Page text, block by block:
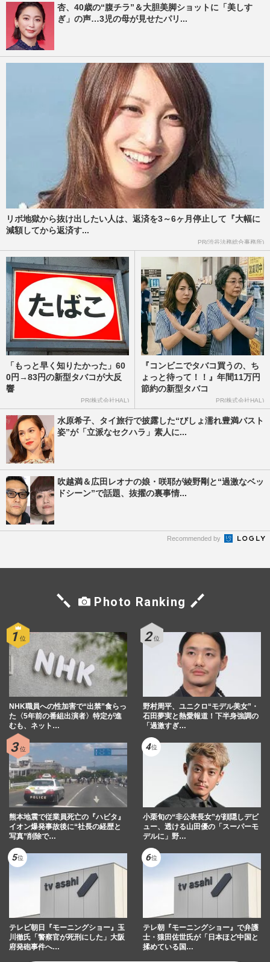
杏、40歳の“腹チラ”＆大胆美脚ショットに「美しす
ぎ」の声…3児の母が見せたパリ...
リボ地獄から抜け出したい人は、返済を3～6ヶ月停止して『大幅に
減額してから返済す...
PR(渋谷法務総合事務所)
「もっと早く知りたかった」60
0円→83円の新型タバコが大反
響
PR(株式会社HAL)
『コンビニでタバコ買うの、ち
ょっと待って！！』年間11万円
節約の新型タバコ
PR(株式会社HAL)
水原希子、タイ旅行で披露した“びしょ濡れ豊満バスト
姿”が「立派なセクハラ」素人に...
吹越満＆広田レオナの娘・咲耶が綾野剛と“過激なベッ
ドシーン”で話題、抜擢の裏事情...
Recommended by
Photo Ranking
NHK職員への性加害で“出禁”食らっ
た〈5年前の番組出演者〉特定が進
むも、ネット…
野村周平、ユニクロ“モデル美女”・
石田夢実と熱愛報道！下半身強調の
「過激すぎ…
熊本地震で従業員死亡の『ハビタ』
イオン爆発事故後に“社長の経歴と
写真”削除で…
小栗旬の“非公表長女”が顔隠しデビ
ュー、透ける山田優の「スーパーモ
デルに」野…
テレビ朝日『モーニングショー』玉
川徹氏「警察官が死刑にした」大阪
府発砲事件へ…
テレ朝『モーニングショー』で弁護
士・猿田佐世氏が「日本ほど中国と
揉めている国…